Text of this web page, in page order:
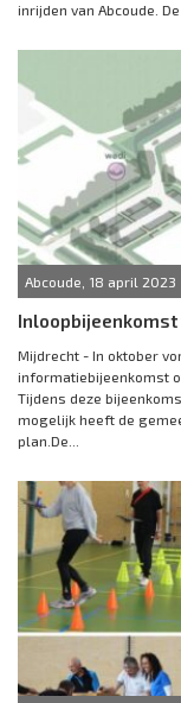
inrijden van Abcoude.
Abcoude, 18 april 2023
Mijdrecht - In oktober
informatiebijeenkomst
Tijdens deze
mogelijk heeft de
plan.De...